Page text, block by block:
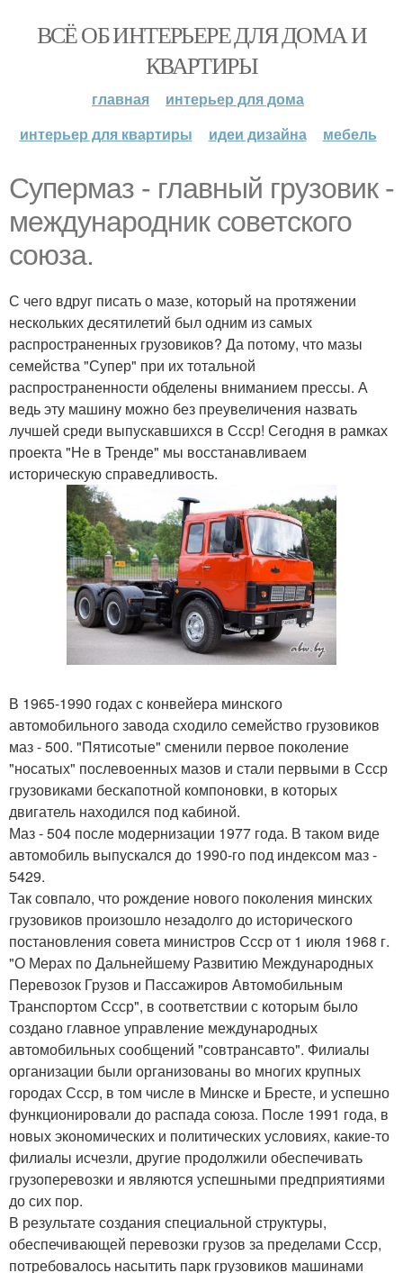
ВСЁ ОБ ИНТЕРЬЕРЕ ДЛЯ ДОМА И
КВАРТИРЫ
главная
интерьер для дома
интерьер для квартиры
идеи дизайна мебель
Супермаз - главный грузовик -
международник советского
союза.
С чего вдруг писать о мазе, который на протяжении
нескольких десятилетий был одним из самых
распространенных грузовиков? Да потому, что мазы
семейства "Супер" при их тотальной
распространенности обделены вниманием прессы. А
ведь эту машину можно без преувеличения назвать
лучшей среди выпускавшихся в Ссср! Сегодня в рамках
проекта "Не в Тренде" мы восстанавливаем
историческую справедливость.
В 1965-1990 годах с конвейера минского
автомобильного завода сходило семейство грузовиков
маз - 500. "Пятисотые" сменили первое поколение
"носатых" послевоенных мазов и стали первыми в Ссср
грузовиками бескапотной компоновки, в которых
двигатель находился под кабиной.
Маз - 504 после модернизации 1977 года. В таком виде
автомобиль выпускался до 1990-го под индексом маз -
5429.
Так совпало, что рождение нового поколения минских
грузовиков произошло незадолго до исторического
постановления совета министров Ссср от 1 июля 1968 г.
"О Мерах по Дальнейшему Развитию Международных
Перевозок Грузов и Пассажиров Автомобильным
Транспортом Ссср", в соответствии с которым было
создано главное управление международных
автомобильных сообщений "совтрансавто". Филиалы
организации были организованы во многих крупных
городах Ссср, в том числе в Минске и Бресте, и успешно
функционировали до распада союза. После 1991 года, в
новых экономических и политических условиях, какие-то
филиалы исчезли, другие продолжили обеспечивать
грузоперевозки и являются успешными предприятиями
до сих пор.
В результате создания специальной структуры,
обеспечивающей перевозки грузов за пределами Ссср,
потребовалось насытить парк грузовиков машинами